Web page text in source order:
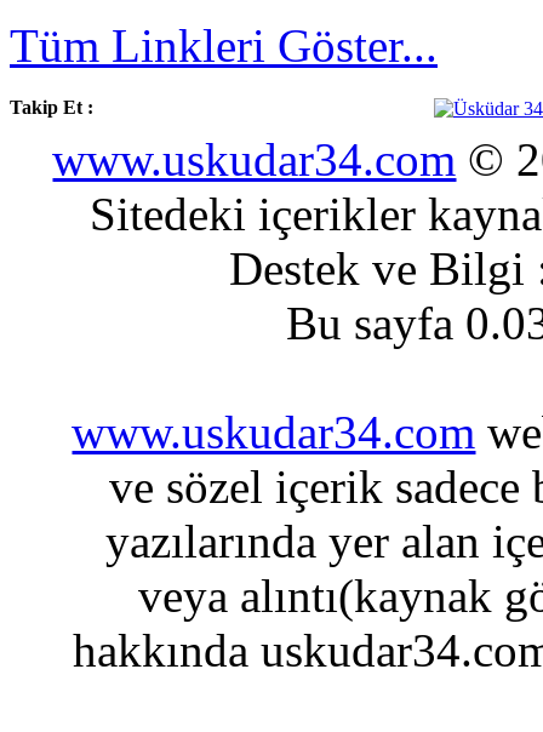
Tüm Linkleri Göster...
Takip Et :
www.uskudar34.com ©
Sitedeki içerikler
Destek ve
Bu sayfa
www.uskudar34.com
ve sözel içerik sadece
yazılarında yer alan
veya alıntı(kaynak
hakkında